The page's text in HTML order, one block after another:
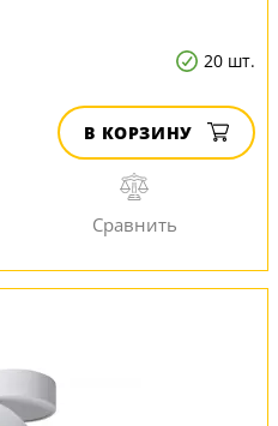
20 шт.
В КОРЗИНУ